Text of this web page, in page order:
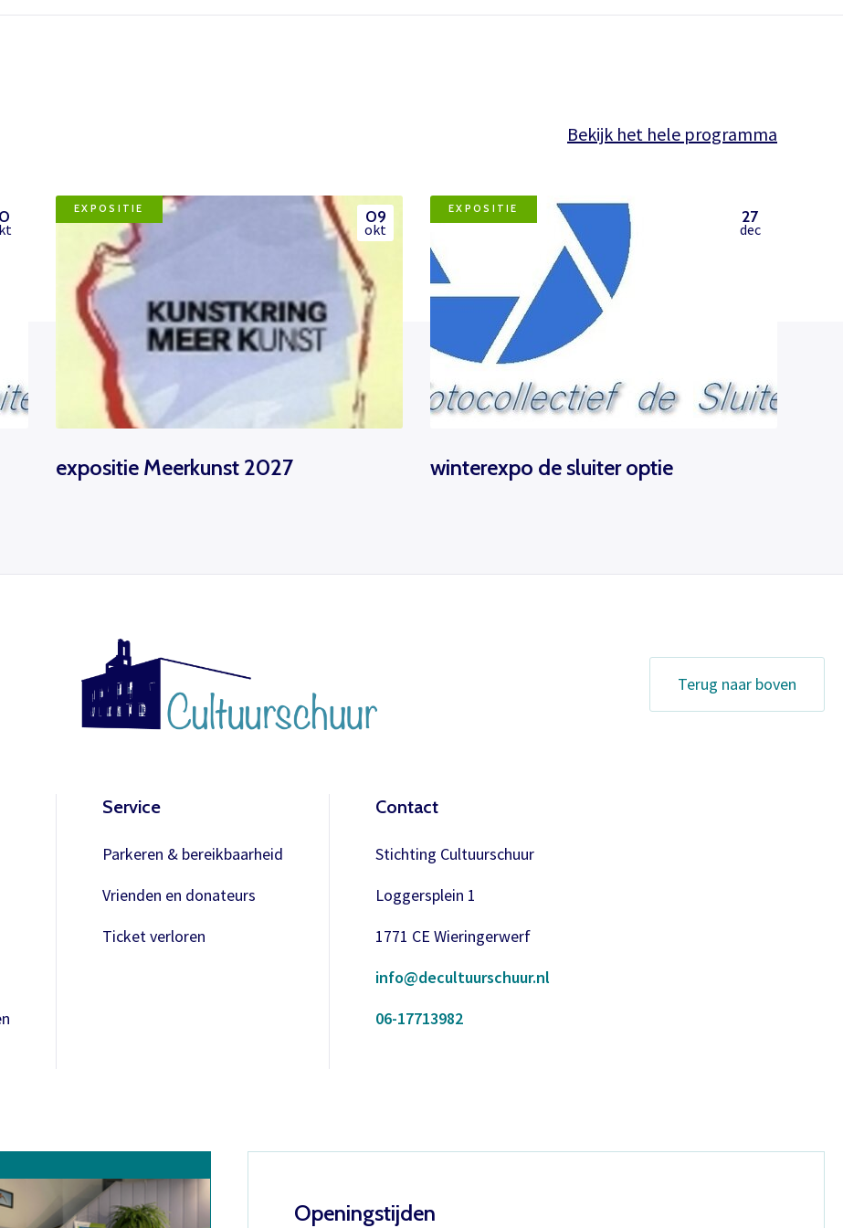
Bekijk het hele programma
EXPOSITIE 09
okt
expositie Meerkunst 2027
EXPOSITIE 27
dec
winterexpo de sluiter optie
Terug naar boven
Service
Parkeren & bereikbaarheid
Vrienden en donateurs
Ticket verloren
Contact
Stichting Cultuurschuur
Loggersplein 1
1771 CE Wieringerwerf
info@decultuurschuur.nl
06-17713982
Openingstijden